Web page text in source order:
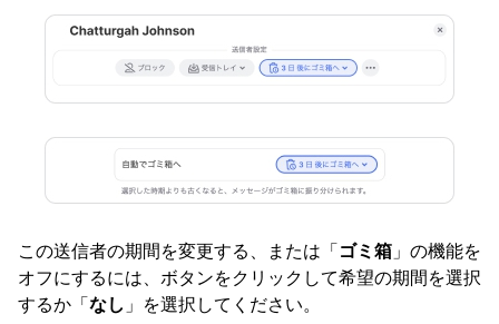
この送信者の期間を変更する、または「ゴミ箱 」の機能を
オフにするには、ボタンをクリックして希望の期間を選択
するか「なし 」を選択してください。